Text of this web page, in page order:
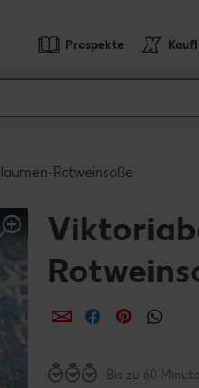
Prospekte
Rotweinsoße
per E-Mail teilen
per per
Bis zu 60